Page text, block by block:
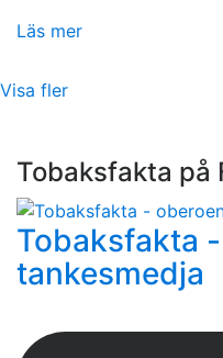
Läs mer
Visa fler
Tobaksfakta på
Tobaksfakta
tankesmedja